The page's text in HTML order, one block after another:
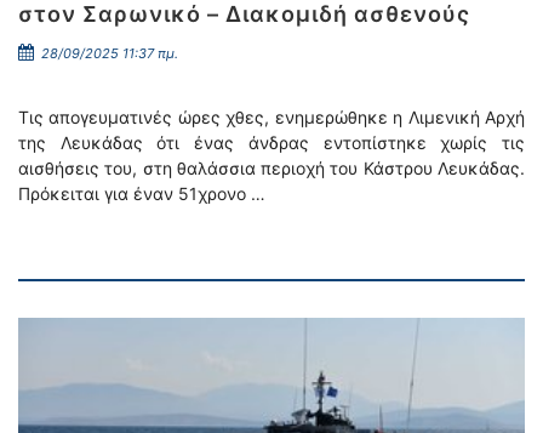
στον Σαρωνικό – Διακομιδή ασθενούς
28/09/2025 11:37 πμ.
Τις απογευματινές ώρες χθες, ενημερώθηκε η Λιμενική Αρχή
της Λευκάδας ότι ένας άνδρας εντοπίστηκε χωρίς τις
αισθήσεις του, στη θαλάσσια περιοχή του Κάστρου Λευκάδας.
Πρόκειται για έναν 51χρονο …